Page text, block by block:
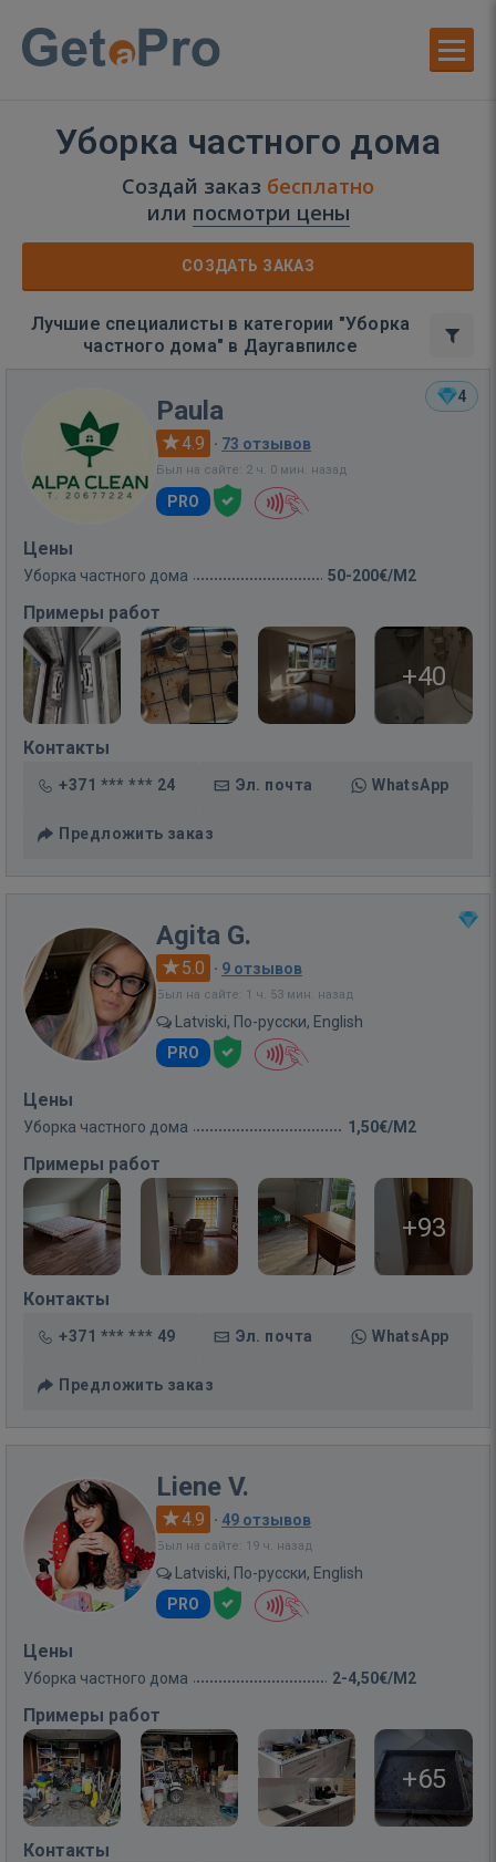
Уборка частного дома
Создай заказ бесплатно
или посмотри цены
СОЗДАТЬ ЗАКАЗ
Лучшие специалисты в категории "Уборка
частного дома" в Даугавпилсе
4
Paula
4.9 · 73 отзывов
Был на сайте: 2 ч. 0 мин. назад
PRO
Цены
Уборка частного дома 50-200€/M2
Примеры работ
+40
Контакты
+371 *** *** 24 Эл. почта WhatsApp
Предложить заказ
Agita G.
5.0 · 9 отзывов
Был на сайте: 1 ч. 53 мин. назад
Latviski, По-русски, English
PRO
Цены
Уборка частного дома 1,50€/M2
Примеры работ
+93
Контакты
+371 *** *** 49 Эл. почта WhatsApp
Предложить заказ
Liene V.
4.9 · 49 отзывов
Был на сайте: 19 ч. назад
Latviski, По-русски, English
PRO
Цены
Уборка частного дома 2-4,50€/M2
Примеры работ
+65
Контакты